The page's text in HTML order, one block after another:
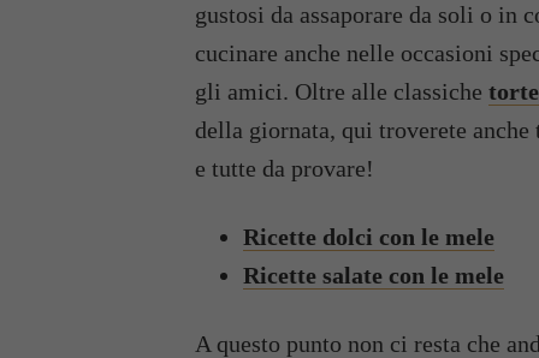
gustosi da assaporare da soli o in
cucinare anche nelle occasioni
gli amici. Oltre alle classiche
della giornata, qui troverete
e tutte da provare!
Ricette dolci con le mele
Ricette salate con le mele
A questo punto non ci resta che